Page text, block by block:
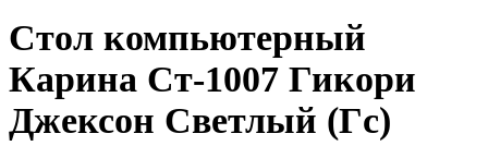
Стол компьютерный
Карина Ст-1007 Гикори
Джексон Светлый (Гс)